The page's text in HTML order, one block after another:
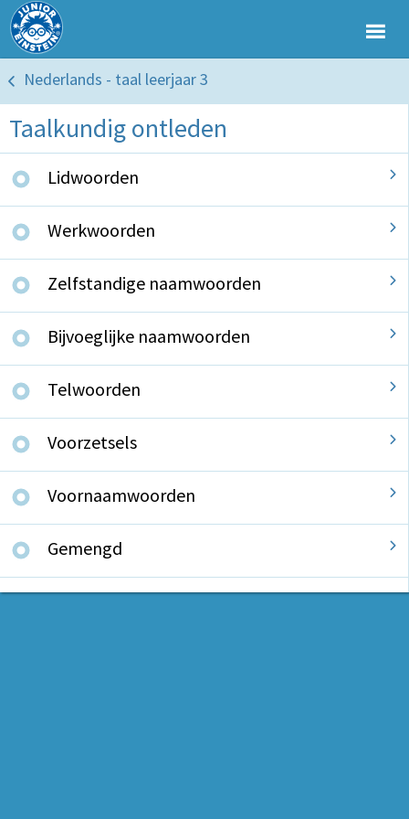
Nederlands - taal leerjaar 3
Taalkundig ontleden
Lidwoorden
Werkwoorden
Zelfstandige naamwoorden
Bijvoeglijke naamwoorden
Telwoorden
Voorzetsels
Voornaamwoorden
Gemengd